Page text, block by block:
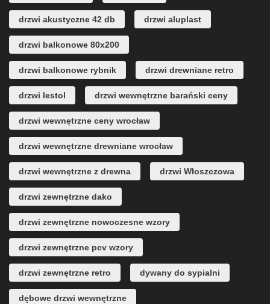
drzwi akustyczne 42 db drzwi aluplast
drzwi balkonowe 80x200
drzwi balkonowe rybnik drzwi drewniane retro
drzwi lestol drzwi wewnętrzne barański ceny
drzwi wewnętrzne ceny wrocław
drzwi wewnętrzne drewniane wrocław
drzwi wewnętrzne z drewna drzwi Włoszczowa
drzwi zewnętrzne dako
drzwi zewnętrzne nowoczesne wzory
drzwi zewnętrzne pcv wzory
drzwi zewnętrzne retro dywany do sypialni
dębowe drzwi wewnętrzne